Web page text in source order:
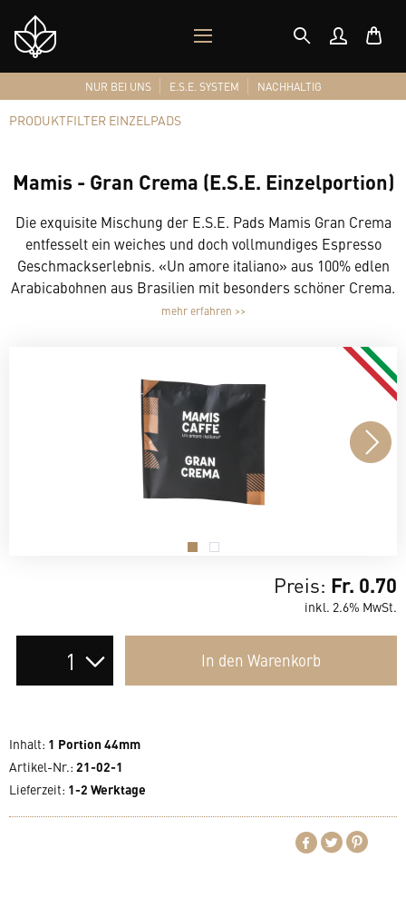
Shop
Logo
MOBILES
MENÜ
NUR BEI UNS E.S.E. SYSTEM NACHHALTIG
PRODUKTFILTER EINZELPADS
Mamis - Gran Crema (E.S.E. Einzelportion)
Die exquisite Mischung der E.S.E. Pads Mamis Gran Crema
entfesselt ein weiches und doch vollmundiges Espresso
Geschmackserlebnis. «Un amore italiano» aus 100% edlen
Arabicabohnen aus Brasilien mit besonders schöner Crema.
mehr erfahren >>
. .
Preis: Fr. 0.70
inkl. 2.6% MwSt.
In den Warenkorb
Inhalt: 1 Portion 44mm
Artikel-Nr.: 21-02-1
Lieferzeit: 1-2 Werktage